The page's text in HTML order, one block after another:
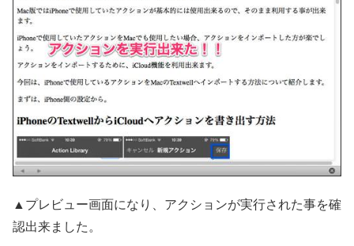
▲プレビュー画面になり、アクションが実行された事を確
認出来ました。